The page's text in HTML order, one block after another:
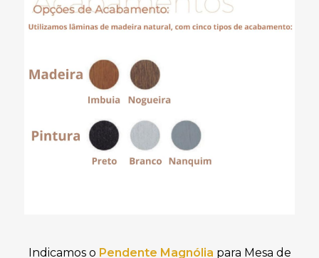
Indicamos o Pendente Magnólia para Mesa de